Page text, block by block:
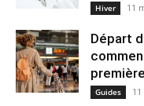
Hiver 11
Départ
Guides